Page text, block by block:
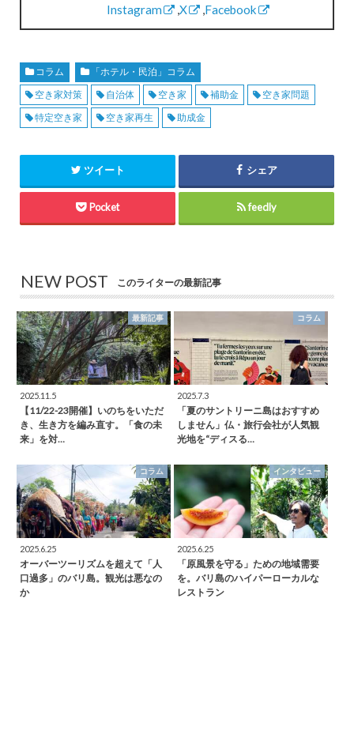
Instagram
,X ,Facebook
コラム
「ホテル・民泊」コラム
空き家対策
自治体 空き家 補助金
空き家問題
特定空き家
空き家再生 助成金
ツイート シェア
Pocket feedly
NEW POST このライターの最新記事
最新記事
2025.11.5
【11/22-23開催】いのちをいただ
き、生き方を編み直す。「食の未
来」を対…
コラム
2025.7.3
「夏のサントリーニ島はおすすめ
しません」仏・旅行会社が人気観
光地を“ディスる…
コラム
2025.6.25
オーバーツーリズムを超えて「人
口過多」のバリ島。観光は悪なの
か
インタビュー
2025.6.25
「原風景を守る」ための地域需要
を。バリ島のハイパーローカルな
レストラン